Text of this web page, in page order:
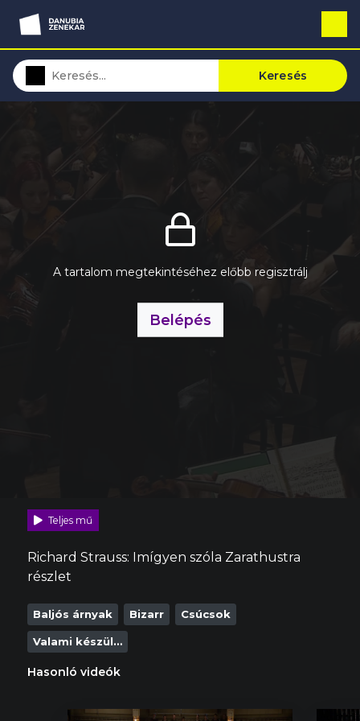
Keresés
A tartalom megtekintéséhez előbb regisztrálj
Belépés
Teljes mű
Richard Strauss: Imígyen szóla Zarathustra
részlet
Baljós árnyak Bizarr Csúcsok
Valami készül…
Hasonló videók